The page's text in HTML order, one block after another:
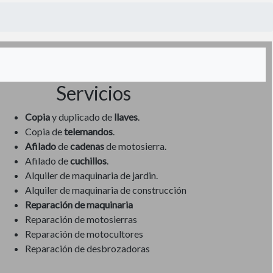
Servicios
Copiay duplicado de llaves.
Copia detelemandos.
Afiladodecadenasde motosierra.
Afilado decuchillos.
Alquiler de maquinaria de jardin.
Alquiler de maquinaria de construcción
Reparación de maquinaria
Reparación de motosierras
Reparación de motocultores
Reparación de desbrozadoras